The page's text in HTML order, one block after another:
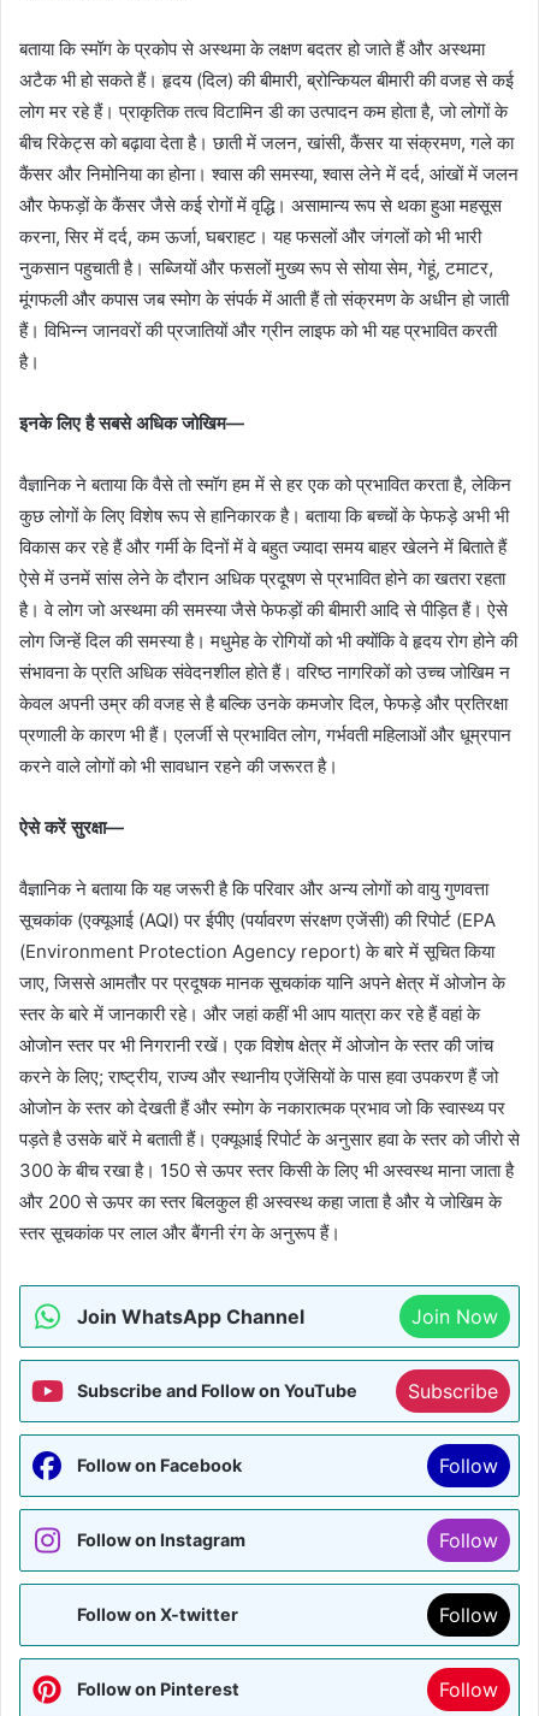
बताया कि स्मॉग के प्रकोप से अस्थमा के लक्षण बदतर हो जाते हैं और अस्थमा
अटैक भी हो सकते हैं। हृदय (दिल) की बीमारी, ब्रोन्कियल बीमारी की वजह से कई
लोग मर रहे हैं। प्राकृतिक तत्व विटामिन डी का उत्पादन कम होता है, जो लोगों के
बीच रिकेट्स को बढ़ावा देता है। छाती में जलन, खांसी, कैंसर या संक्रमण, गले का
कैंसर और निमोनिया का होना। श्वास की समस्या, श्वास लेने में दर्द, आंखों में जलन
और फेफड़ों के कैंसर जैसे कई रोगों में वृद्धि। असामान्य रूप से थका हुआ महसूस
करना, सिर में दर्द, कम ऊर्जा, घबराहट। यह फसलों और जंगलों को भी भारी
नुकसान पहुचाती है। सब्जियों और फसलों मुख्य रूप से सोया सेम, गेहूं, टमाटर,
मूंगफली और कपास जब स्मोग के संपर्क में आती हैं तो संक्रमण के अधीन हो जाती
हैं। विभिन्न जानवरों की प्रजातियों और ग्रीन लाइफ को भी यह प्रभावित करती
है।
इनके लिए है सबसे अधिक जोखिम—
वैज्ञानिक ने बताया कि वैसे तो स्मॉग हम में से हर एक को प्रभावित करता है, लेकिन
कुछ लोगों के लिए विशेष रूप से हानिकारक है। बताया कि बच्चों के फेफड़े अभी भी
विकास कर रहे हैं और गर्मी के दिनों में वे बहुत ज्यादा समय बाहर खेलने में बिताते हैं
ऐसे में उनमें सांस लेने के दौरान अधिक प्रदूषण से प्रभावित होने का खतरा रहता
है। वे लोग जो अस्थमा की समस्या जैसे फेफड़ों की बीमारी आदि से पीड़ित हैं। ऐसे
लोग जिन्हें दिल की समस्या है। मधुमेह के रोगियों को भी क्योंकि वे हृदय रोग होने की
संभावना के प्रति अधिक संवेदनशील होते हैं। वरिष्ठ नागरिकों को उच्च जोखिम न
केवल अपनी उम्र की वजह से है बल्कि उनके कमजोर दिल, फेफड़े और प्रतिरक्षा
प्रणाली के कारण भी हैं। एलर्जी से प्रभावित लोग, गर्भवती महिलाओं और धूम्रपान
करने वाले लोगों को भी सावधान रहने की जरूरत है।
ऐसे करें सुरक्षा—
वैज्ञानिक ने बताया कि यह जरूरी है कि परिवार और अन्य लोगों को वायु गुणवत्ता
सूचकांक (एक्यूआई (AQI) पर ईपीए (पर्यावरण संरक्षण एजेंसी) की रिपोर्ट (EPA
(Environment Protection Agency report) के बारे में सूचित किया
जाए, जिससे आमतौर पर प्रदूषक मानक सूचकांक यानि अपने क्षेत्र में ओजोन के
स्तर के बारे में जानकारी रहे। और जहां कहीं भी आप यात्रा कर रहे हैं वहां के
ओजोन स्तर पर भी निगरानी रखें। एक विशेष क्षेत्र में ओजोन के स्तर की जांच
करने के लिए; राष्ट्रीय, राज्य और स्थानीय एजेंसियों के पास हवा उपकरण हैं जो
ओजोन के स्तर को देखती हैं और स्मोग के नकारात्मक प्रभाव जो कि स्वास्थ्य पर
पड़ते है उसके बारें मे बताती हैं। एक्यूआई रिपोर्ट के अनुसार हवा के स्तर को जीरो से
300 के बीच रखा है। 150 से ऊपर स्तर किसी के लिए भी अस्वस्थ माना जाता है
और 200 से ऊपर का स्तर बिलकुल ही अस्वस्थ कहा जाता है और ये जोखिम के
स्तर सूचकांक पर लाल और बैंगनी रंग के अनुरूप हैं।
Join WhatsApp Channel Join Now
Subscribe and Follow on YouTube Subscribe
Follow on Facebook Follow
Follow on Instagram Follow
Follow on X-twitter Follow
Follow on Pinterest Follow